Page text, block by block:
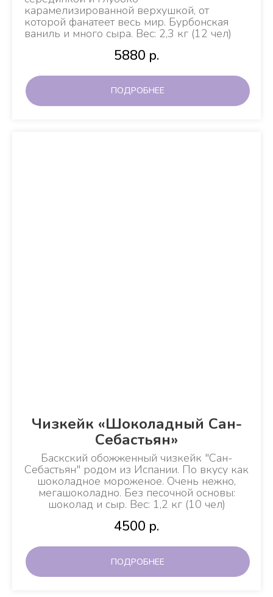
карамелизированной верхушкой, от
которой фанатеет весь мир. Бурбонская
ваниль и много сыра. Вес: 2,3 кг (12 чел)
5880 р.
ПОДРОБНЕЕ
Чизкейк «Шоколадный Сан-
Себастьян»
Баскский обожженный чизкейк "Сан-
Себастьян" родом из Испании. По вкусу как
шоколадное мороженое. Очень нежно,
мегашоколадно. Без песочной основы:
шоколад и сыр. Вес: 1,2 кг (10 чел)
4500 р.
ПОДРОБНЕЕ